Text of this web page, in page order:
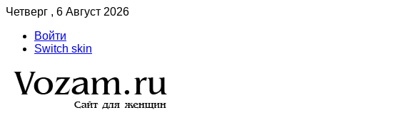
Четверг , 6 Август 2026
Войти
Switch skin